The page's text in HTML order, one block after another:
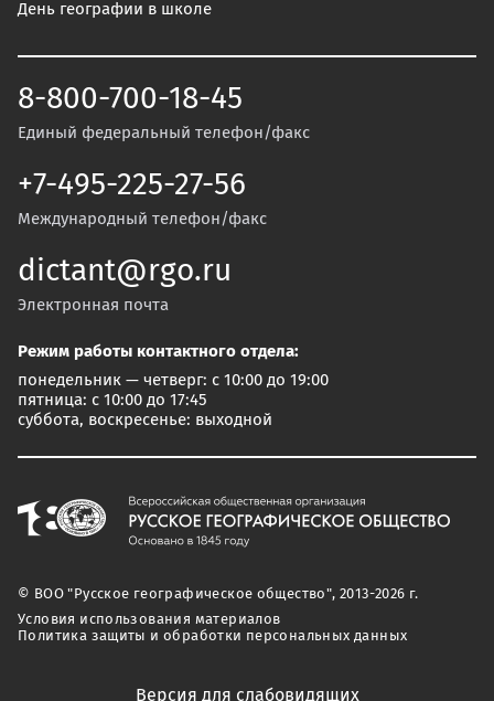
День географии в школе
8-800-700-18-45
Единый федеральный телефон/факс
+7-495-225-27-56
Международный телефон/факс
dictant@rgo.ru
Электронная почта
Режим работы контактного отдела:
понедельник — четверг: с 10:00 до 19:00
пятница: с 10:00 до 17:45
суббота, воскресенье: выходной
© ВОО "Русское географическое общество", 2013-2026 г.
Условия использования материалов
Политика защиты и обработки персональных данных
Версия для слабовидящих